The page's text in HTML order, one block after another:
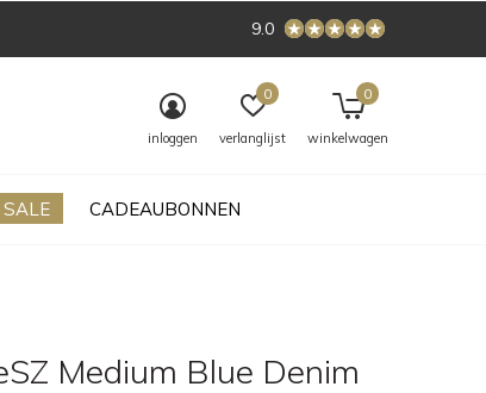
SALE CADEAUBONNEN
inloggen verlanglijst
0
winkelwagen
0
9.0
Medium Blue Denim